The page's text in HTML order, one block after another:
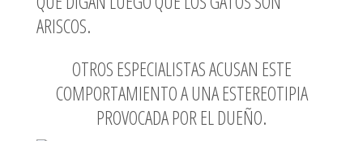
ARISCOS.
OTROS ESPECIALISTAS ACUSAN ESTE
COMPORTAMIENTO A UNA ESTEREOTIPIA
PROVOCADA POR EL DUEÑO.